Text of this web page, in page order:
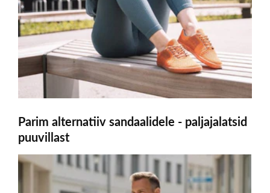
Parim alternatiiv sandaalidele - paljajalatsid
puuvillast